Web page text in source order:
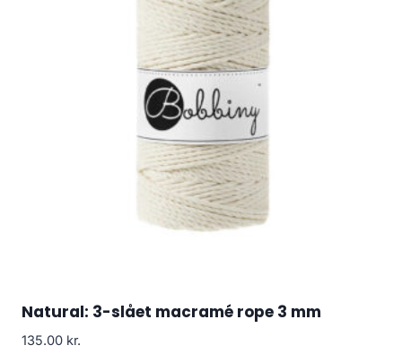
Natural: 3-slået macramé rope 3 mm
135.00 kr.